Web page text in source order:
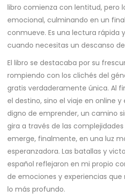
libro comienza con lentitud, pero
emocional, culminando en un
conmueve. Es una lectura rápida
cuando necesitas un descanso
El libro se destacaba por su
rompiendo con los clichés del
gratis verdaderamente única. Al
el destino, sino el viaje en online y
digno de emprender, un camino
gira a través de las
emerge, finalmente, en una luz
esperanzadora. Las batallas y
español reflejaron en mi propio
de emociones y experiencias
lo más profundo.